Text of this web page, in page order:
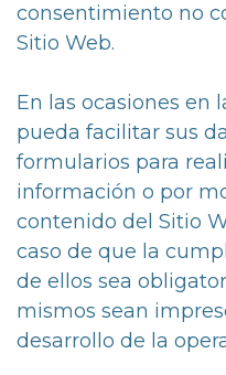
consentimiento no
Sitio Web.
En las ocasiones en
pueda facilitar sus
formularios para
información o por
contenido del Sitio
caso de que la
de ellos sea
mismos sean
desarrollo de la